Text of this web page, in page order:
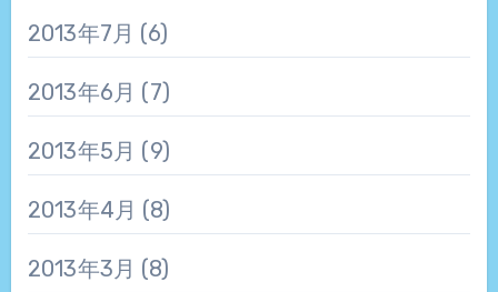
2013年7月 (6)
2013年6月 (7)
2013年5月 (9)
2013年4月 (8)
2013年3月 (8)